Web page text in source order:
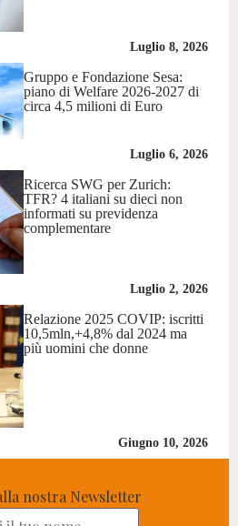
Luglio 8, 2026
Gruppo e Fondazione Sesa:
piano di Welfare 2026-2027 di
circa 4,5 milioni di Euro
Luglio 6, 2026
Ricerca SWG per Zurich:
TFR? 4 italiani su dieci non
informati su previdenza
complementare
Luglio 2, 2026
Relazione 2025 COVIP: iscritti
10,5mln,+4,8% dal 2024 ma
più uomini che donne
Giugno 10, 2026
nostra Newsletter